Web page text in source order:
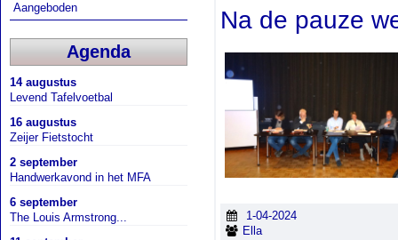
Aangeboden
Agenda
14 augustus
Levend Tafelvoetbal
16 augustus
Zeijer Fietstocht
2 september
Handwerkavond in het MFA
6 september
The Louis Armstrong...
Na de pauze
1-04-2024
Ella